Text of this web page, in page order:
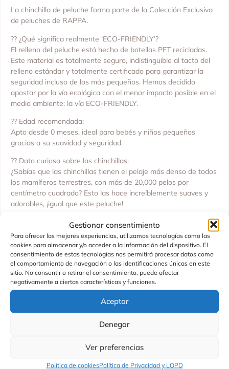
Gestionar consentimiento
Para ofrecer las mejores experiencias, utilizamos tecnologías como las
cookies para almacenar y/o acceder a la información del dispositivo. El
consentimiento de estas tecnologías nos permitirá procesar datos como
el comportamiento de navegación o las identificaciones únicas en este
sitio. No consentir o retirar el consentimiento, puede afectar
negativamente a ciertas características y funciones.
Aceptar
Denegar
Ver preferencias
Política de cookiesPolítica de Privacidad y LOPD
La chinchilla de peluche forma parte de la Colección Exclusiva
de peluches de RAPPA.
?? ¿Qué significa realmente ‘ECO-FRIENDLY’?
El relleno del peluche está hecho de botellas PET recicladas.
Este material es totalmente seguro, indistinguible al tacto del
relleno estándar y totalmente certificado para garantizar la
seguridad incluso de los más pequeños. Hemos decidido
apostar por la vía ecológica con el menor impacto posible en el
medio ambiente: la vía ECO-FRIENDLY.
?? Edad recomendada:
Apto desde 0 meses, ideal para bebés y niños pequeños
gracias a su suavidad y seguridad.
?? Dato curioso sobre las chinchillas:
¿Sabías que las chinchillas tienen el pelaje más denso de todos
los mamíferos terrestres, con más de 20,000 pelos por
centímetro cuadrado? Esto las hace increíblemente suaves y
adorables, ¡igual que este peluche!
?? Consejos de limpieza:
Para mantenerlo siempre limpio y suave, simplemente limpiar
con un paño húmedo mojado en agua. No es necesario lavarlo
a máquina, lo que ayuda a conservar su textura y forma
originales.
?? Un peluche adorable, realista y ecológico, perfecto para
abrazar, jugar y coleccionar, mientras fomentas un consumo
responsable y respetuoso con el medio ambiente.
Productos Relacionados